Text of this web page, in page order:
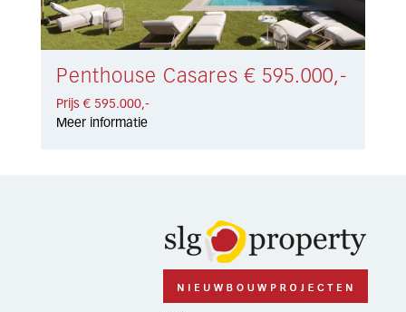
Penthouse Casares € 595.000,-
Prijs € 595.000,-
Meer informatie